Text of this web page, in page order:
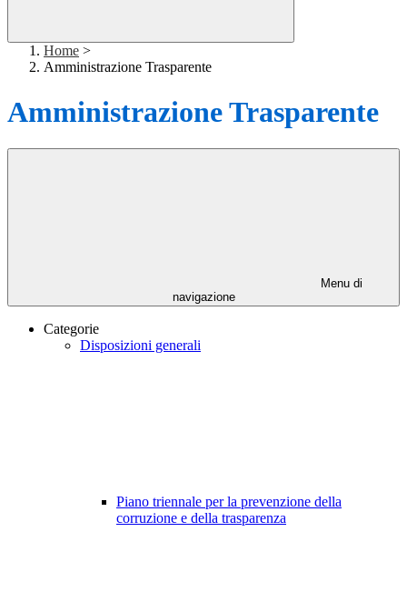
Home >
Amministrazione Trasparente
Amministrazione Trasparente
Menu di
navigazione
Categorie
Disposizioni generali
Piano triennale per la prevenzione della
corruzione e della trasparenza